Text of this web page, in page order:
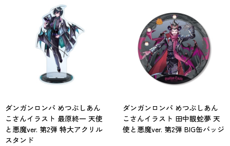
ダンガンロンパ めつぶしあん
こさんイラスト 最原終一 天使
と悪魔ver. 第2弾 特大アクリル
スタンド
ダンガンロンパ めつぶしあん
こさんイラスト 田中眼蛇夢 天
使と悪魔ver. 第2弾 BIG缶バッジ